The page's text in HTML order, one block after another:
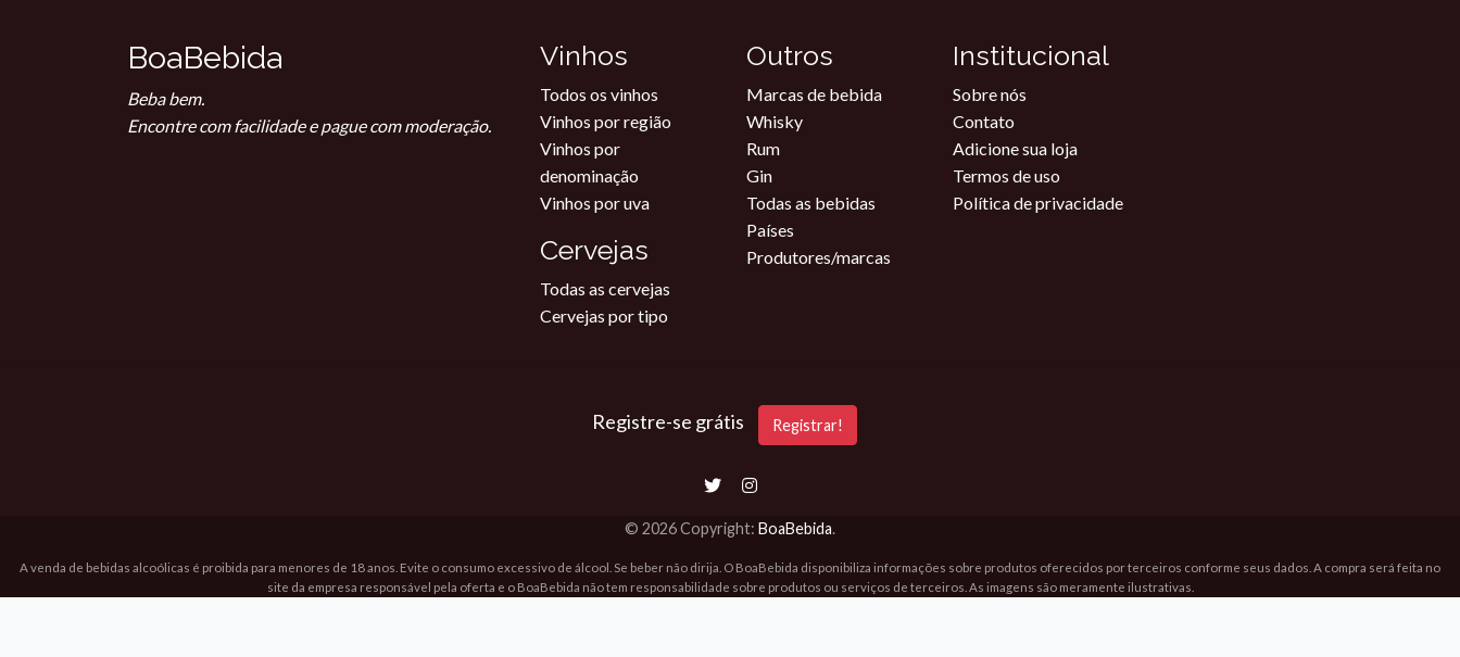
BoaBebida
Beba bem.
Encontre com facilidade e pague com moderação.
Vinhos
Todos os vinhos
Vinhos por região
Vinhos por
denominação
Vinhos por uva
Cervejas
Todas as cervejas
Cervejas por tipo
Outros
Marcas de bebida
Whisky
Rum
Gin
Todas as bebidas
Países
Produtores/marcas
Institucional
Sobre nós
Contato
Adicione sua loja
Termos de uso
Política de privacidade
Registre-se grátis Registrar!
© 2026 Copyright: BoaBebida.
A venda de bebidas alcoólicas é proibida para menores de 18 anos. Evite o consumo excessivo de álcool. Se beber não dirija. O BoaBebida disponibiliza informações sobre produtos oferecidos por terceiros conforme seus dados. A compra será feita no
site da empresa responsável pela oferta e o BoaBebida não tem responsabilidade sobre produtos ou serviços de terceiros. As imagens são meramente ilustrativas.